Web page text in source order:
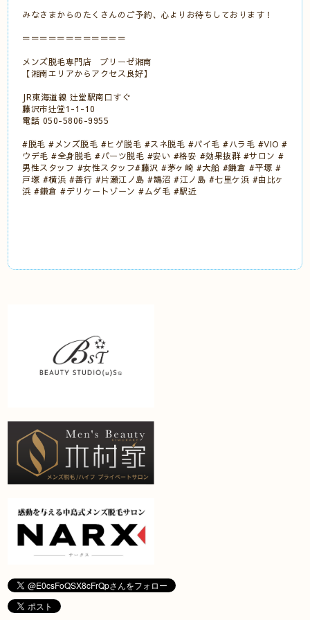
みなさまからのたくさんのご予約、心よりお待ちしております！
＝＝＝＝＝＝＝＝＝＝＝＝
メンズ脱毛専門店 ブリーゼ湘南
【湘南エリアからアクセス良好】
JR東海道線 辻堂駅南口すぐ
藤沢市辻堂1-1-10
電話 050-5806-9955
#脱毛 #メンズ脱毛 #ヒゲ脱毛 #スネ脱毛 #パイ毛 #ハラ毛 #VIO #
ウデ毛 #全身脱毛 #パーツ脱毛 #安い #格安 #効果抜群 #サロン #
男性スタッフ #女性スタッフ#藤沢 #茅ヶ崎 #大船 #鎌倉 #平塚 #
戸塚 #横浜 #善行 #片瀬江ノ島 #鵠沼 #江ノ島 #七里ケ浜 #由比ヶ
浜 #鎌倉 #デリケートゾーン #ムダ毛 #駅近